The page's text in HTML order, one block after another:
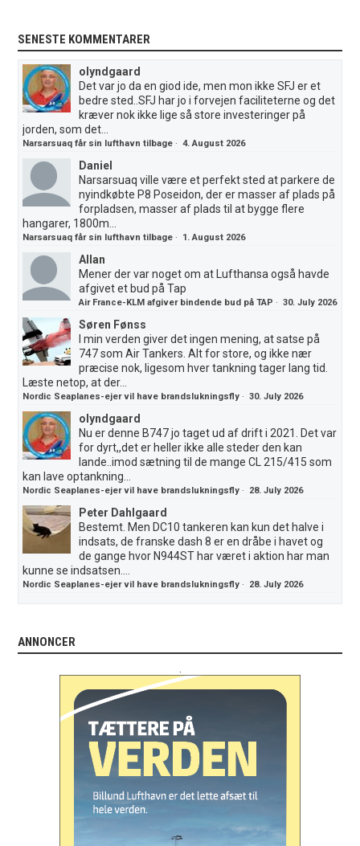
SENESTE KOMMENTARER
olyndgaard
Det var jo da en giod ide, men mon ikke SFJ er et
bedre sted..SFJ har jo i forvejen faciliteterne og det
kræver nok ikke lige så store investeringer på
jorden, som det...
Narsarsuaq får sin lufthavn tilbage ·4. August 2026
Daniel
Narsarsuaq ville være et perfekt sted at parkere de
nyindkøbte P8 Poseidon, der er masser af plads på
forpladsen, masser af plads til at bygge flere
hangarer, 1800m...
Narsarsuaq får sin lufthavn tilbage · 1. August 2026
Allan
Mener der var noget om at Lufthansa også havde
afgivet et bud på Tap
Air France-KLM afgiver bindende bud på TAP ·30. July 2026
Søren Fønss
I min verden giver det ingen mening, at satse på
747 som Air Tankers. Alt for store, og ikke nær
præcise nok, ligesom hver tankning tager lang tid.
Læste netop, at der...
Nordic Seaplanes-ejer vil have brandslukningsfly ·30. July 2026
olyndgaard
Nu er denne B747 jo taget ud af drift i 2021. Det var
for dyrt,,det er heller ikke alle steder den kan
lande..imod sætning til de mange CL 215/415 som
kan lave optankning...
Nordic Seaplanes-ejer vil have brandslukningsfly · 28. July 2026
Peter Dahlgaard
Bestemt. Men DC10 tankeren kan kun det halve i
indsats, de franske dash 8 er en dråbe i havet og
de gange hvor N944ST har været i aktion har man
kunne se indsatsen....
Nordic Seaplanes-ejer vil have brandslukningsfly · 28. July 2026
ANNONCER